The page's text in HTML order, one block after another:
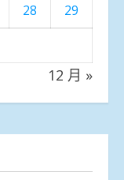
28
29
12 月 »